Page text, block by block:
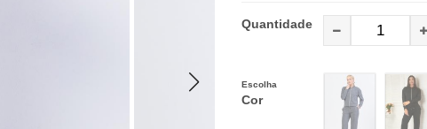
Quantidade
Escolha
Cor